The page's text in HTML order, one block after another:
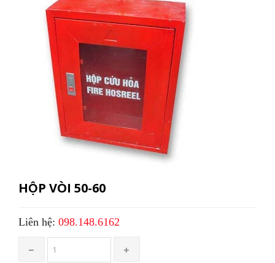
HỘP VÒI 50-60
Liên hệ: 098.148.6162